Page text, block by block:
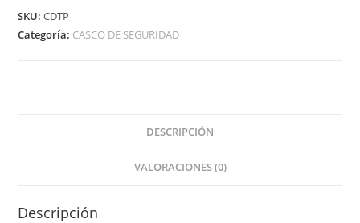
SKU:CDTP
Categoría: CASCO DE SEGURIDAD
DESCRIPCIÓN
VALORACIONES (0)
Descripción